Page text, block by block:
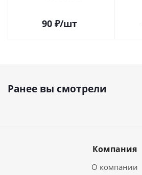
90 ₽/шт
Ранее вы смотрели
Компания
О компании